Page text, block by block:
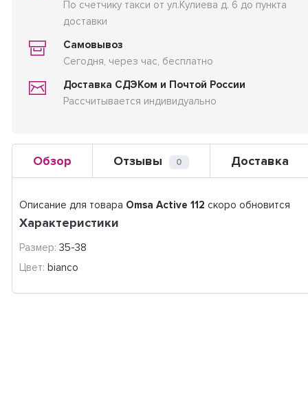
По счетчику такси от ул.Кулиева д. 6 до пункта
доставки
Самовывоз
Сегодня, через час, бесплатно
Доставка СДЭКом и Почтой России
Рассчитывается индивидуально
Обзор Отзывы 0 Доставка
Описание для товара Omsa Active 112 скоро обновится
Характеристики
Размер: 35-38
Цвет: bianco